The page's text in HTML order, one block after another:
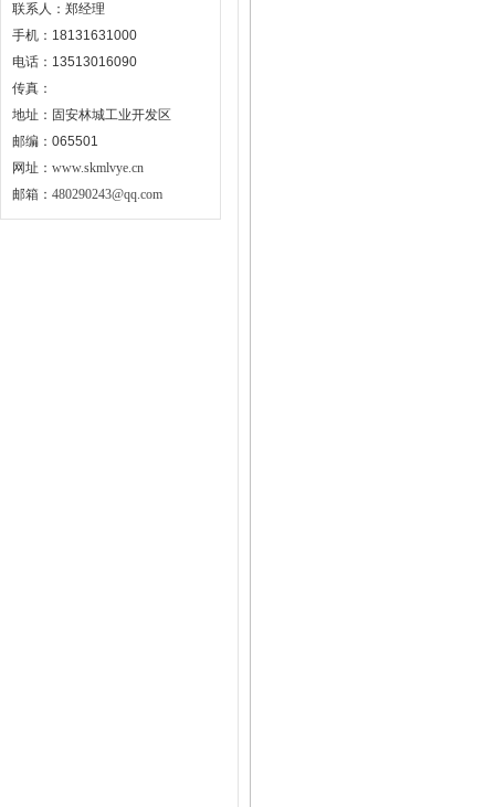
联系人：郑经理
手机：18131631000
电话：13513016090
传真：
地址：固安林城工业开发区
邮编：065501
网址： www.skmlvye.cn
邮箱： 480290243@qq.com